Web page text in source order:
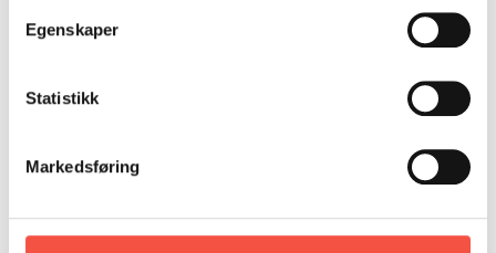
Egenskaper
Statistikk
Markedsføring